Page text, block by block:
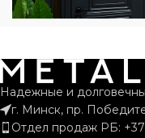
Надежные и
г. Минск, пр.
Отдел продаж РБ: